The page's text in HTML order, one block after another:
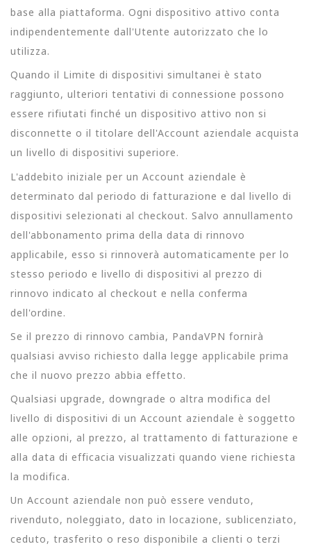
base alla piattaforma. Ogni dispositivo attivo conta
indipendentemente dall'Utente autorizzato che lo
utilizza.
Quando il Limite di dispositivi simultanei è stato
raggiunto, ulteriori tentativi di connessione possono
essere rifiutati finché un dispositivo attivo non si
disconnette o il titolare dell'Account aziendale acquista
un livello di dispositivi superiore.
L'addebito iniziale per un Account aziendale è
determinato dal periodo di fatturazione e dal livello di
dispositivi selezionati al checkout. Salvo annullamento
dell'abbonamento prima della data di rinnovo
applicabile, esso si rinnoverà automaticamente per lo
stesso periodo e livello di dispositivi al prezzo di
rinnovo indicato al checkout e nella conferma
dell'ordine.
Se il prezzo di rinnovo cambia, PandaVPN fornirà
qualsiasi avviso richiesto dalla legge applicabile prima
che il nuovo prezzo abbia effetto.
Qualsiasi upgrade, downgrade o altra modifica del
livello di dispositivi di un Account aziendale è soggetto
alle opzioni, al prezzo, al trattamento di fatturazione e
alla data di efficacia visualizzati quando viene richiesta
la modifica.
Un Account aziendale non può essere venduto,
rivenduto, noleggiato, dato in locazione, sublicenziato,
ceduto, trasferito o reso disponibile a clienti o terzi